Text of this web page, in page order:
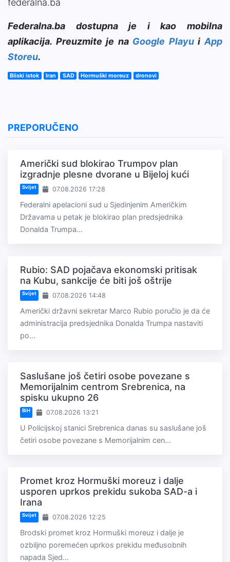
federalna.ba
Federalna.ba dostupna je i kao mobilna
aplikacija. Preuzmite je na Google PlayuiApp
Storeu.
Bliski istok Iran SAD Hormuški moreuz dronovi
PREPORUČENO
Američki sud blokirao Trumpov plan
izgradnje plesne dvorane u Bijeloj kući
Svijet 07.08.2026 17:28
Federalni apelacioni sud u Sjedinjenim Američkim
Državama u petak je blokirao plan predsjednika
Donalda Trumpa...
Rubio: SAD pojačava ekonomski pritisak
na Kubu, sankcije će biti još oštrije
Svijet 07.08.2026 14:48
Američki državni sekretar Marco Rubio poručio je da će
administracija predsjednika Donalda Trumpa nastaviti
po...
Saslušane još četiri osobe povezane s
Memorijalnim centrom Srebrenica, na
spisku ukupno 26
BiH 07.08.2026 13:21
U Policijskoj stanici Srebrenica danas su saslušane još
četiri osobe povezane s Memorijalnim cen...
Promet kroz Hormuški moreuz i dalje
usporen uprkos prekidu sukoba SAD-a i
Irana
Svijet 07.08.2026 12:25
Brodski promet kroz Hormuški moreuz i dalje je
ozbiljno poremećen uprkos prekidu međusobnih
napada Sjed...